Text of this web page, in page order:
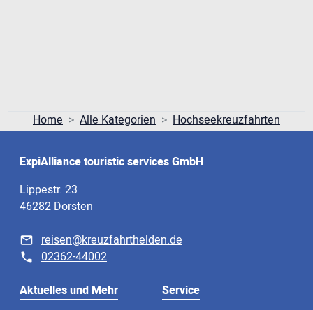
Home Alle Kategorien Hochseekreuzfahrten
ExpiAlliance touristic services GmbH
Lippestr. 23
46282 Dorsten
reisen@kreuzfahrthelden.de
02362-44002
Aktuelles und Mehr
Service